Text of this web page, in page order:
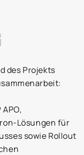
des Projekts
Lösungen für
sowie Rollout